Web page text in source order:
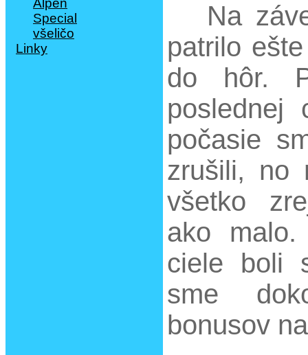
Na
patrilo
do hôr.
poslednej
počasie
zrušili, no
všetko
ako malo.
ciele boli
sme
bonusov